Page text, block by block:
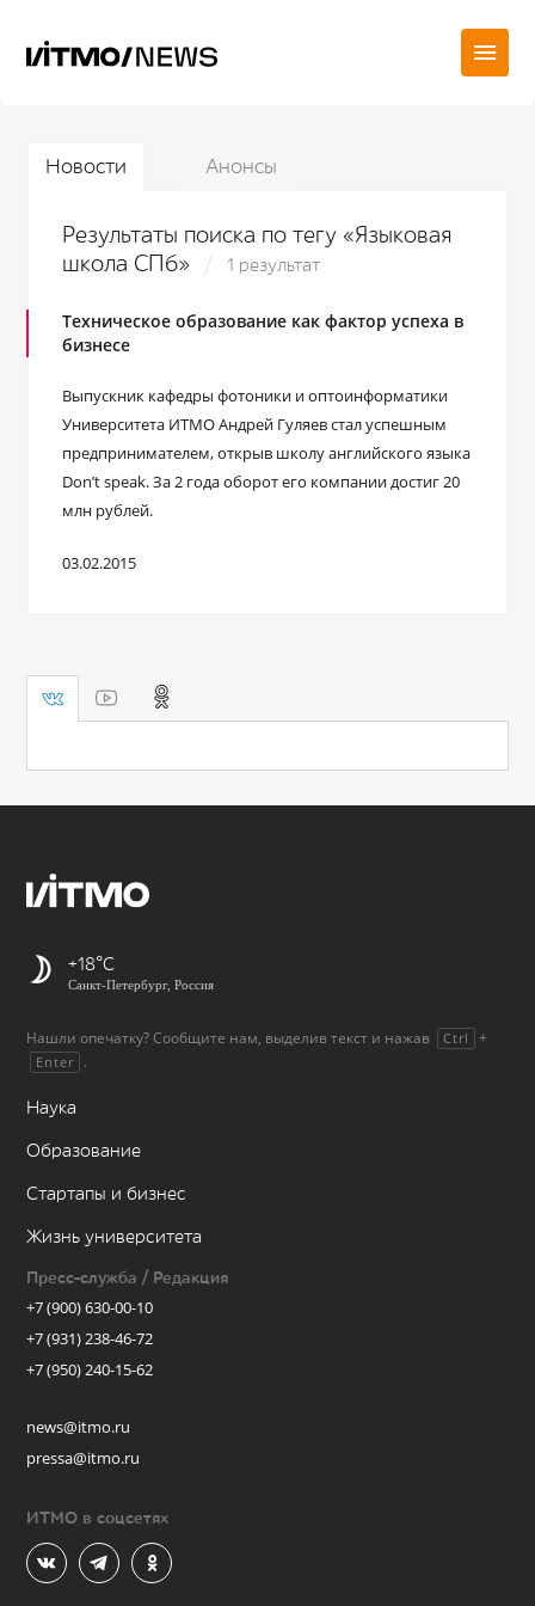
Новости Анонсы
Результаты поиска по тегу «Языковая
школа СПб»
1 результат
Техническое образование как фактор успеха в
бизнесе
Выпускник кафедры фотоники и оптоинформатики
Университета ИТМО Андрей Гуляев стал успешным
предпринимателем, открыв школу английского языка
Don’t speak. За 2 года оборот его компании достиг 20
млн рублей.
03.02.2015
+18
Санкт-Петербург, Россия
Нашли опечатку? Сообщите нам, выделив текст и нажав Ctrl +
Enter .
Наука
Образование
Стартапы и бизнес
Жизнь университета
Пресс-служба / Редакция
+7 (900) 630-00-10
+7 (931) 238-46-72
+7 (950) 240-15-62
news@itmo.ru
pressa@itmo.ru
ИТМО в соцсетях